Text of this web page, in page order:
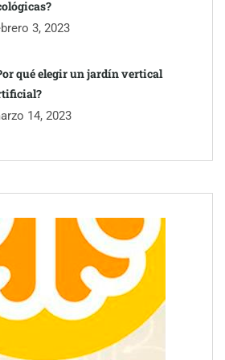
3, 2023
qué elegir un jardín vertical
14, 2023